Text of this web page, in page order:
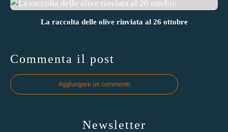
La raccolta delle olive rinviata al 26 ottobre
Commenta il post
Aggiungere un commento
Newsletter